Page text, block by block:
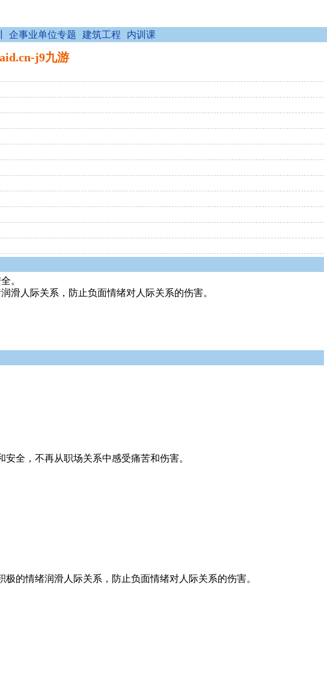
企事业单位专题 建筑工程 内训课
j9九游
。
滑人际关系，防止负面情绪对人际关系的伤害。
全，不再从职场关系中感受痛苦和伤害。
的情绪润滑人际关系，防止负面情绪对人际关系的伤害。